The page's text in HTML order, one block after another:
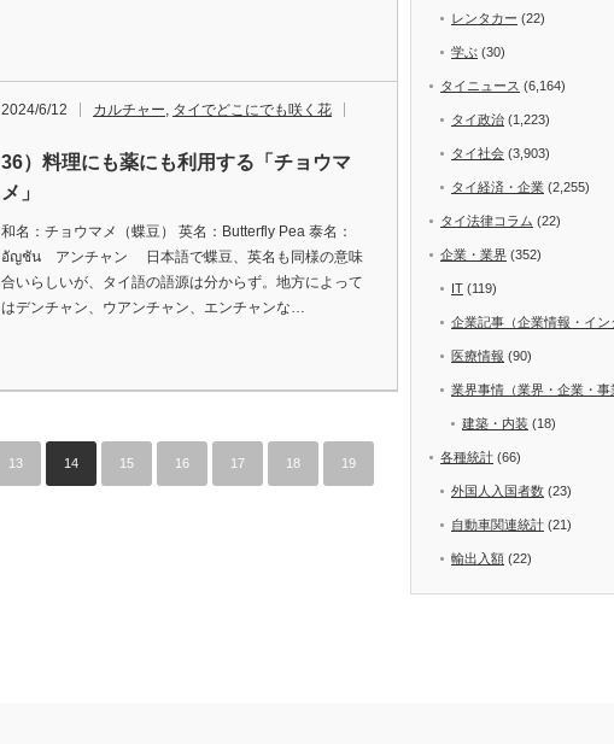
2024/6/12 カルチャー, タイでどこにでも咲く花
36）料理にも薬にも利用する「チョウマ
メ」
和名：チョウマメ（蝶豆） 英名：Butterfly Pea 泰名：
อัญชัน アンチャン 日本語で蝶豆、英名も同様の意味
合いらしいが、タイ語の語源は分からず。地方によって
はデンチャン、ウアンチャン、エンチャンな…
13 14 15 16 17 18 19
レンタカー (22)
学ぶ (30)
タイニュース (6,164)
タイ政治 (1,223)
タイ社会 (3,903)
タイ経済・企業 (2,255)
タイ法律コラム (22)
企業・業界 (352)
IT (119)
企業記事（企業情報・イン
医療情報 (90)
業界事情（業界・企業・事
建築・内装 (18)
各種統計 (66)
外国人入国者数 (23)
自動車関連統計 (21)
輸出入額 (22)